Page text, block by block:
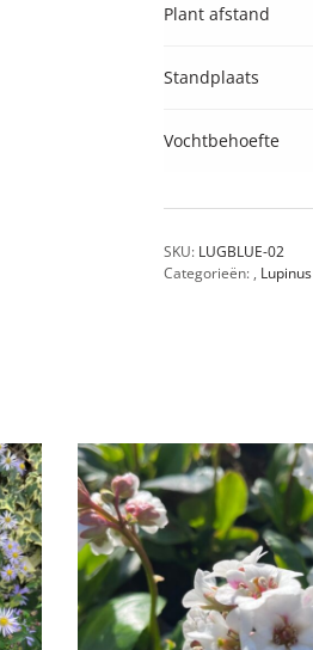
Plant afstand
Standplaats
Vochtbehoefte
SKU: LUGBLUE-02
Categorieën: , Lupinus